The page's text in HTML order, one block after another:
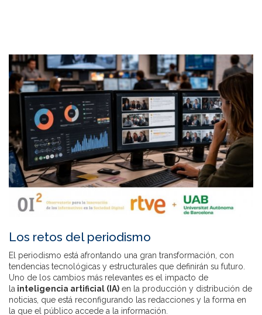
Los retos del periodismo
El periodismo está afrontando una gran transformación, con
tendencias tecnológicas y estructurales que definirán su futuro.
Uno de los cambios más relevantes es el impacto de
la inteligencia artificial (IA) en la producción y distribución de
noticias, que está reconfigurando las redacciones y la forma en
la que el público accede a la información.